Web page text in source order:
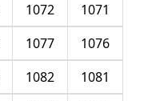
1071
1072
1076
1077
1081
1082